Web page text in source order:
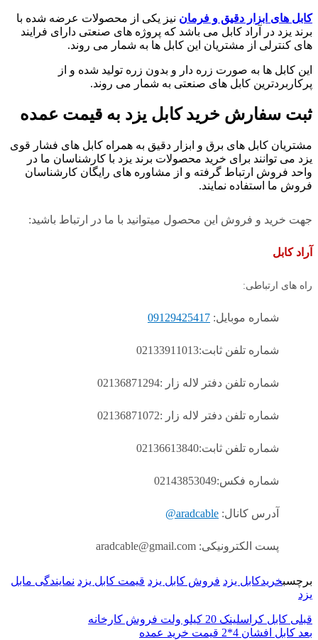
کابل های ابزار دقیق و فرمان نیز یکی از محصولات عرضه شده با
برند یزد در آراد کابل می باشد که پروژه های صنعتی دارای فرایند
های کنترلی از مشتریان این کابل ها به شمار می روند.
این کابل ها به صورت زره دار و بدون زره تولید شده و از
پرکاربردترین کابل های صنعتی به شمار می روند.
ثبت سفارش خرید کابل یزد به قیمت عمده
مشتریان کابل های برق و ابزار دقیق به همراه کابل های فشار قوی
یزد می توانند برای خرید محصولات برند یزد با کارشناسان ما در
واحد فروش ارتباط گرفته و از مشاوره های رایگان کارشناسان
فروش ما استفاده نمایند.
جهت خرید و فروش این محصول میتوانید با ما در ارتباط باشید:
آراد کابل
راه های ارتباطی:
شماره موبایل: 09129425417
شماره تلفن ثابت:02133911013
شماره تلفن دفتر لاله زار :02136871294
شماره تلفن دفتر لاله زار :02136871072
شماره تلفن ثابت:02136613840
شماره فکس:02143853049
آدرس کانال: aradcable@
پست الکترونیکی: aradcable@gmail.com
برچسبخریدکابل یزد فروش کابل یزد قیمت کابل یزد نمایندگی مابل
یزد
قبلی کابل کراسلینک 20 کیلو ولت فروش کارخانه
بعد کابل افشان 4*2 قیمت خرید عمده